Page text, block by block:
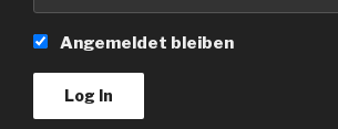
Angemeldet bleiben